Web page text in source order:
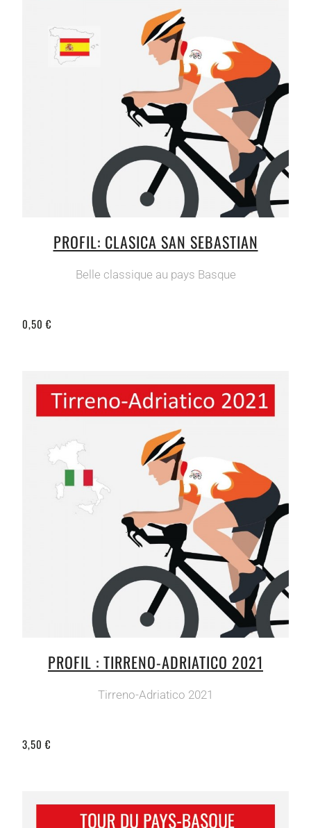
PROFIL: CLASICA SAN SEBASTIAN
Belle classique au pays Basque
0,50 €
PROFIL : TIRRENO-ADRIATICO 2021
Tirreno-Adriatico 2021
3,50 €